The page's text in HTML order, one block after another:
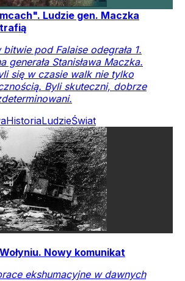
Ludzie gen. Maczka
pod Falaise odegrała 1.
generała Stanisława Maczka.
się w czasie walk nie tylko
Byli skuteczni, dobrze
HistoriaLudzieŚwiat
Nowy komunikat
ekshumacyjne w dawnych